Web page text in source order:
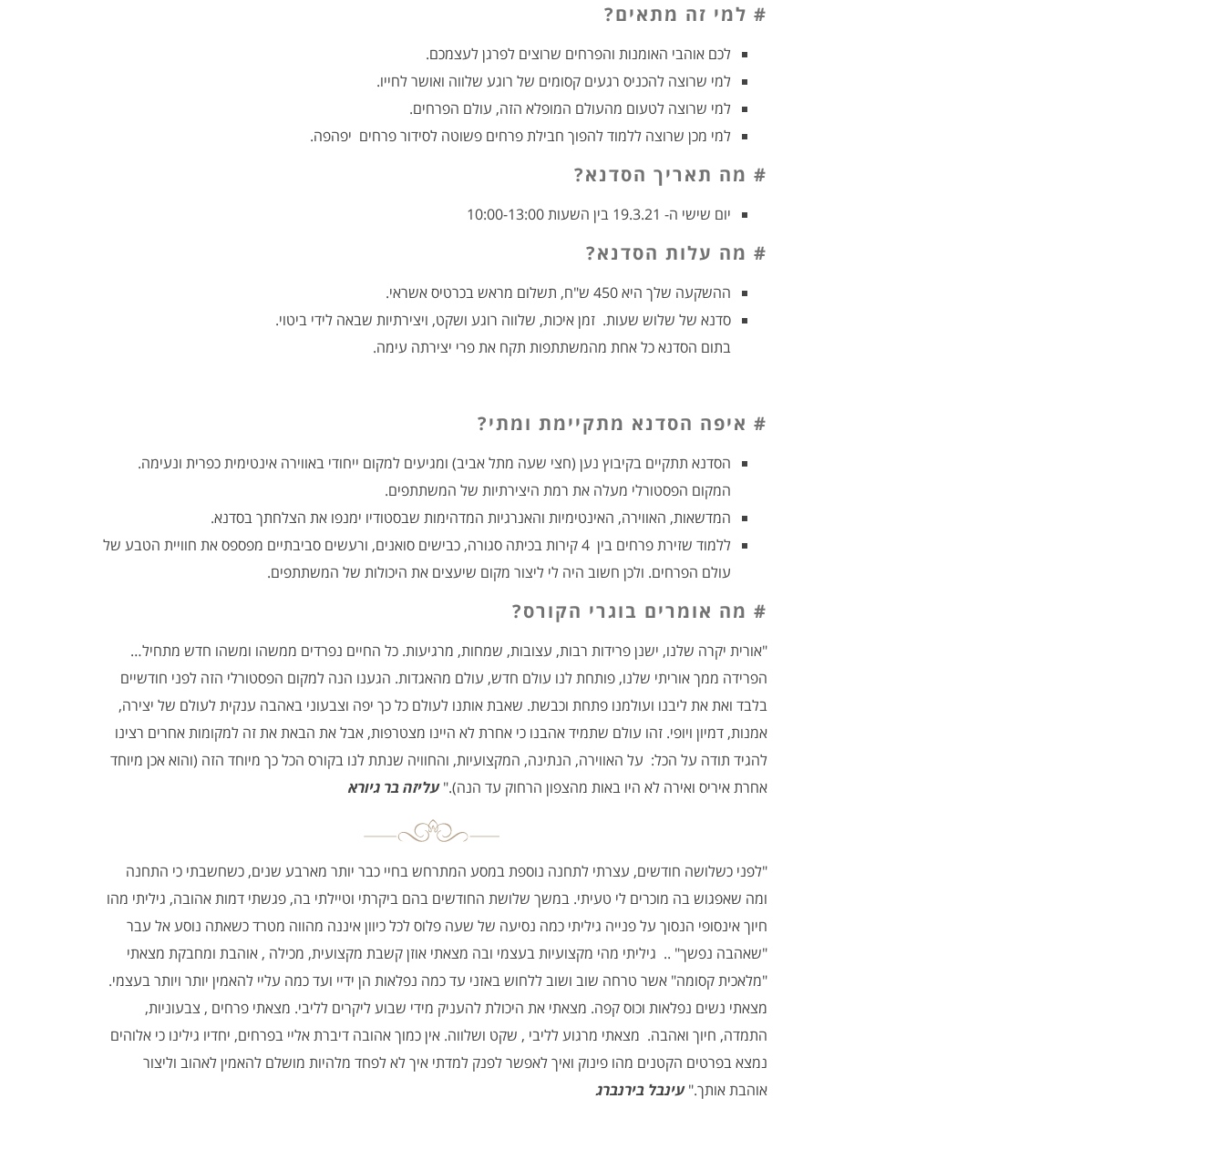
# למי זה מתאים?
לכם אוהבי האומנות והפרחים שרוצים לפרגן לעצמכם.
למי שרוצה להכניס רגעים קסומים של רוגע שלווה ואושר לחייו.
למי שרוצה לטעום מהעולם המופלא הזה, עולם הפרחים.
למי מכן שרוצה ללמוד להפוך חבילת פרחים פשוטה לסידור פרחים יפהפה.
# מה תאריך הסדנא?
יום שישי ה- 19.3.21 בין השעות 10:00-13:00
# מה עלות הסדנא?
ההשקעה שלך היא 450 ש"ח, תשלום מראש בכרטיס אשראי.
סדנא של שלוש שעות. זמן איכות, שלווה רוגע ושקט, ויצירתיות שבאה לידי ביטוי.
בתום הסדנא כל אחת מהמשתתפות תקח את פרי יצירתה עימה.
# איפה הסדנא מתקיימת ומתי?
הסדנא תתקיים בקיבוץ נען (חצי שעה מתל אביב) ומגיעים למקום ייחודי באווירה אינטימית כפרית ונעימה.
המקום הפסטורלי מעלה את רמת היצירתיות של המשתתפים.
המדשאות, האווירה, האינטימיות והאנרגיות המדהימות שבסטודיו ימנפו את הצלחתך בסדנא.
ללמוד שזירת פרחים בין 4 קירות בכיתה סגורה, כבישים סואנים, ורעשים סביבתיים מפספס את חוויית הטבע של
עולם הפרחים. ולכן חשוב היה לי ליצור מקום שיעצים את היכולות של המשתתפים.
# מה אומרים בוגרי הקורס?
"אורית יקרה שלנו, ישנן פרידות רבות, עצובות, שמחות, מרגיעות. כל החיים נפרדים ממשהו ומשהו חדש מתחיל…
הפרידה ממך אוריתי שלנו, פותחת לנו עולם חדש, עולם מהאגדות. הגענו הנה למקום הפסטורלי הזה לפני חודשיים
בלבד ואת את ליבנו ועולמנו פתחת וכבשת. שאבת אותנו לעולם כל כך יפה וצבעוני באהבה ענקית לעולם של יצירה,
אמנות, דמיון ויופי. זהו עולם שתמיד אהבנו כי אחרת לא היינו מצטרפות, אבל את הבאת את זה למקומות אחרים רצינו
להגיד תודה על הכל: על האווירה, הנתינה, המקצועיות, והחוויה שנתת לנו בקורס הכל כך מיוחד הזה (והוא אכן מיוחד
אחרת איריס ואירה לא היו באות מהצפון הרחוק עד הנה)."עליזה בר גיורא
"לפני כשלושה חודשים, עצרתי לתחנה נוספת במסע המתרחש בחיי כבר יותר מארבע שנים, כשחשבתי כי התחנה
ומה שאפגוש בה מוכרים לי טעיתי. במשך שלושת החודשים בהם ביקרתי וטיילתי בה, פגשתי דמות אהובה, גיליתי מהו
חיוך אינסופי הנסוך על פנייה גיליתי כמה נסיעה של שעה פלוס לכל כיוון איננה מהווה מטרד כשאתה נוסע אל עבר
"שאהבה נפשך" .. גיליתי מהי מקצועיות בעצמי ובה מצאתי אוזן קשבת מקצועית, מכילה , אוהבת ומחבקת מצאתי
"מלאכית קסומה" אשר טרחה שוב ושוב ללחוש באזני עד כמה נפלאות הן ידיי ועד כמה עליי להאמין יותר ויותר בעצמי.
מצאתי נשים נפלאות וכוס קפה. מצאתי את היכולת להעניק מידי שבוע ליקרים לליבי. מצאתי פרחים , צבעוניות,
התמדה, חיוך ואהבה. מצאתי מרגוע לליבי , שקט ושלווה. אין כמוך אהובה דיברת אליי בפרחים, יחדיו גילינו כי אלוהים
נמצא בפרטים הקטנים מהו פינוק ואיך לאפשר לפנק למדתי איך לא לפחד מלהיות מושלם להאמין לאהוב וליצור
אוהבת אותך."עינבל בירנברג